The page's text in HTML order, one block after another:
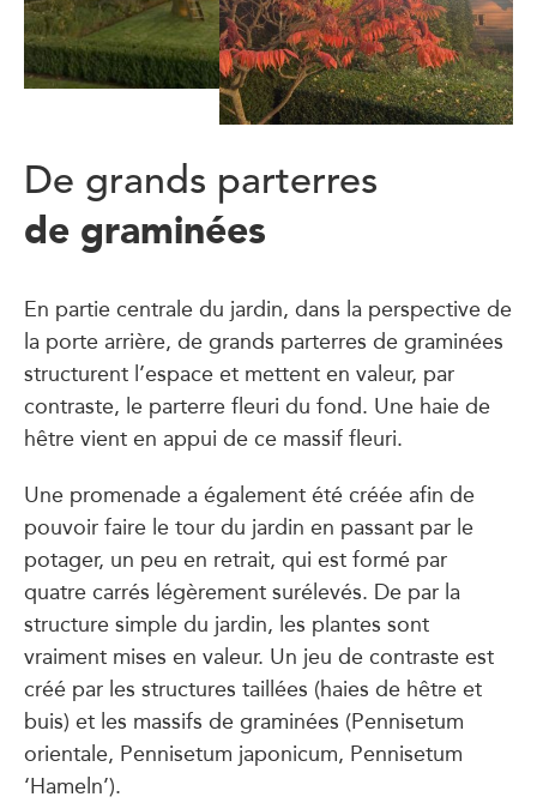
De grands parterres
de graminées
En partie centrale du jardin, dans la perspective de
la porte arrière, de grands parterres de graminées
structurent l’espace et mettent en valeur, par
contraste, le parterre fleuri du fond. Une haie de
hêtre vient en appui de ce massif fleuri.
Une promenade a également été créée afin de
pouvoir faire le tour du jardin en passant par le
potager, un peu en retrait, qui est formé par
quatre carrés légèrement surélevés. De par la
structure simple du jardin, les plantes sont
vraiment mises en valeur. Un jeu de contraste est
créé par les structures taillées (haies de hêtre et
buis) et les massifs de graminées (Pennisetum
orientale, Pennisetum japonicum, Pennisetum
‘Hameln’).